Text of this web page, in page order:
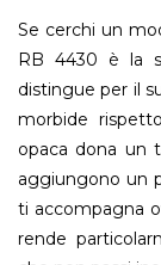
Se cerchi un
RB 4430 è la
distingue per il
morbide
opaca dona un
aggiungono un
ti accompagna
rende